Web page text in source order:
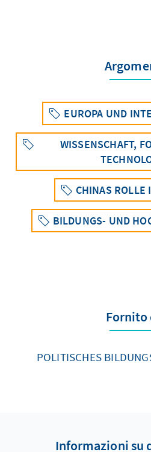
EUROPA UND
WISSENSCHAFT,
CHINAS ROLLE
BILDUNGS- UND
Fornito
POLITISCHES
Informazioni su